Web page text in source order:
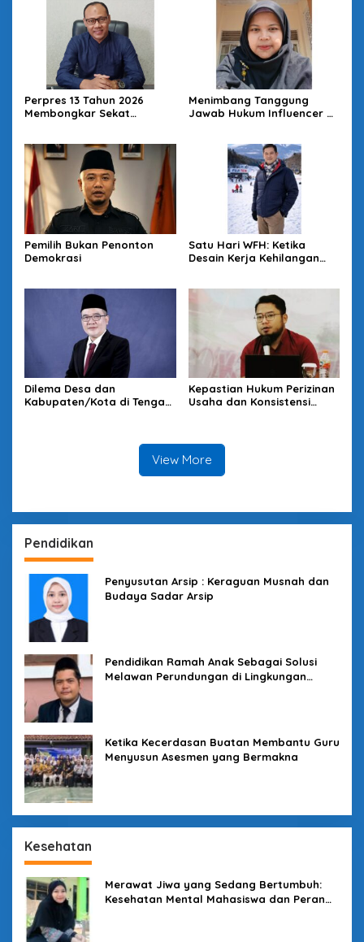
Perpres 13 Tahun 2026
Membongkar Sekat
Menimbang Tanggung
Jawab Hukum Influencer di
Pemilih Bukan Penonton
Demokrasi
Satu Hari WFH: Ketika
Desain Kerja Kehilangan
Dilema Desa dan
Kabupaten/Kota di Tengah
Kepastian Hukum Perizinan
Usaha dan Konsistensi
View More
Pendidikan
Penyusutan Arsip : Keraguan Musnah dan
Budaya Sadar Arsip
Pendidikan Ramah Anak Sebagai Solusi
Melawan Perundungan di Lingkungan
Ketika Kecerdasan Buatan Membantu Guru
Menyusun Asesmen yang Bermakna
Kesehatan
Merawat Jiwa yang Sedang Bertumbuh:
Kesehatan Mental Mahasiswa dan Peran